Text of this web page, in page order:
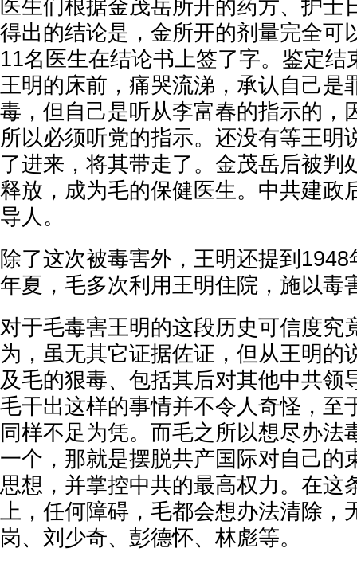
医生们根据金茂岳所开的药方、护士
得出的结论是，金所开的剂量完全可
11名医生在结论书上签了字。鉴定结
王明的床前，痛哭流涕，承认自己是
毒，但自己是听从李富春的指示的，
所以必须听党的指示。还没有等王明
了进来，将其带走了。金茂岳后被判
释放，成为毛的保健医生。中共建政
导人。
除了这次被毒害外，王明还提到
年夏，毛多次利用王明住院，施以毒
对于毛毒害王明的这段历史可信度究
为，虽无其它证据佐证，但从王明的
及毛的狠毒、包括其后对其他中共领
毛干出这样的事情并不令人奇怪，至
同样不足为凭。而毛之所以想尽办法
一个，那就是摆脱共产国际对自己的
思想，并掌控中共的最高权力。在这
上，任何障碍，毛都会想办法清除，
岗、刘少奇、彭德怀、林彪等。